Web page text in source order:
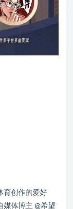
育创作的爱好
媒体博主 @希望